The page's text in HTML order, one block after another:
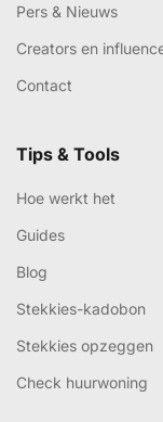
Pers & Nieuws
Creators en
Contact
Tips & Tools
Hoe werkt het
Guides
Blog
Stekkies-kadobon
Stekkies opzeggen
Check huurwoning